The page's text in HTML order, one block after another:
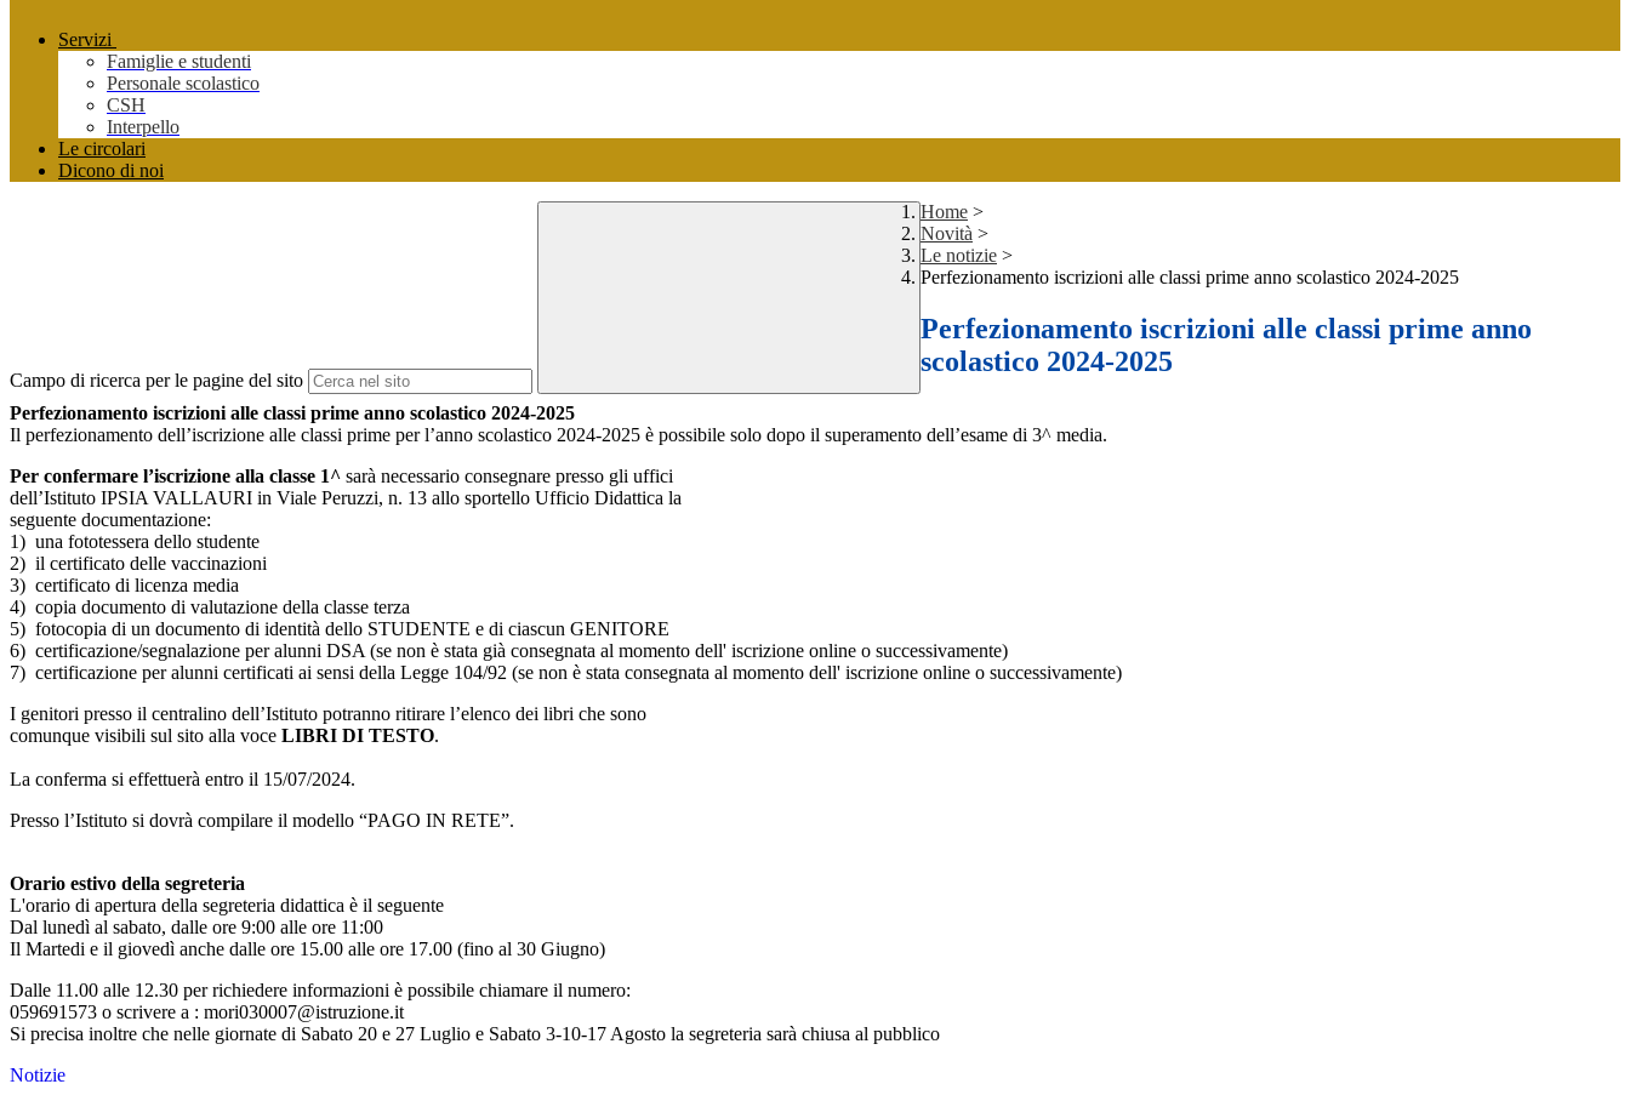
Servizi
Famiglie e studenti
Personale scolastico
CSH
Interpello
Le circolari
Dicono di noi
Campo di ricerca per le pagine del sito
Home >
Novità >
Le notizie >
Perfezionamento iscrizioni alle classi prime anno scolastico 2024-2025
Perfezionamento iscrizioni alle classi prime anno
scolastico 2024-2025
Perfezionamento iscrizioni alle classi prime anno scolastico 2024-2025
Il perfezionamento dell’iscrizione alle classi prime per l’anno scolastico 2024-2025 è possibile solo dopo il superamento dell’esame di 3^ media.
Per confermare l’iscrizione alla classe 1^ sarà necessario consegnare presso gli uffici
dell’Istituto IPSIA VALLAURI in Viale Peruzzi, n. 13 allo sportello Ufficio Didattica la
seguente documentazione:
1) una fototessera dello studente
2) il certificato delle vaccinazioni
3) certificato di licenza media
4) copia documento di valutazione della classe terza
5) fotocopia di un documento di identità dello STUDENTE e di ciascun GENITORE
6) certificazione/segnalazione per alunni DSA (se non è stata già consegnata al momento dell' iscrizione online o successivamente)
7) certificazione per alunni certificati ai sensi della Legge 104/92 (se non è stata consegnata al momento dell' iscrizione online o successivamente)
I genitori presso il centralino dell’Istituto potranno ritirare l’elenco dei libri che sono
comunque visibili sul sito alla voce LIBRI DI TESTO.
La conferma si effettuerà entro il 15/07/2024.
Presso l’Istituto si dovrà compilare il modello “PAGO IN RETE”.
Orario estivo della segreteria
L'orario di apertura della segreteria didattica è il seguente
Dal lunedì al sabato, dalle ore 9:00 alle ore 11:00
Il Martedi e il giovedì anche dalle ore 15.00 alle ore 17.00 (fino al 30 Giugno)
Dalle 11.00 alle 12.30 per richiedere informazioni è possibile chiamare il numero:
059691573 o scrivere a : mori030007@istruzione.it
Si precisa inoltre che nelle giornate di Sabato 20 e 27 Luglio e Sabato 3-10-17 Agosto la segreteria sarà chiusa al pubblico
Notizie